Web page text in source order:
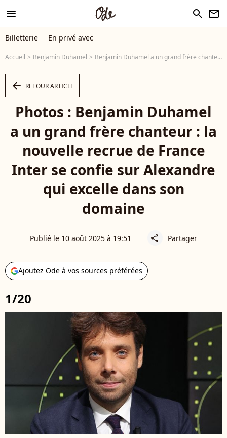
menu search newsletter
Billetterie En privé avec
Accueil Benjamin Duhamel Benjamin Duhamel a un grand frère chanteur : la nouvelle recrue de France Inter se confie sur Alexandre qui excelle dans son domaine
arrow_left RETOUR ARTICLE
Photos : Benjamin Duhamel
a un grand frère chanteur : la
nouvelle recrue de France
Inter se confie sur Alexandre
qui excelle dans son
domaine
Publié le 10 août 2025 à 19:51 share Partager
Ajoutez Ode à vos sources préférées
1/20